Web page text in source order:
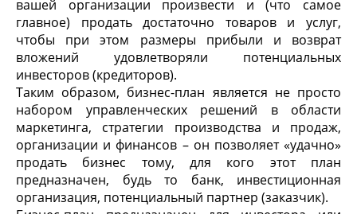
вашей организации произвести и (что самое
главное) продать достаточно товаров и услуг,
чтобы при этом размеры прибыли и возврат
вложений удовлетворяли потенциальных
инвесторов (кредиторов).
Таким образом, бизнес-план является не просто
набором управленческих решений в области
маркетинга, стратегии производства и продаж,
организации и финансов – он позволяет «удачно»
продать бизнес тому, для кого этот план
предназначен, будь то банк, инвестиционная
организация, потенциальный партнер (заказчик).